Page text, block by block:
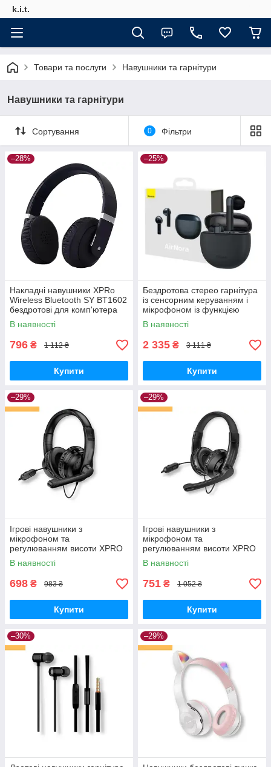
k.i.t.
Товари та послуги Навушники та гарнітури
Навушники та гарнітури
Сортування 0 Фільтри
–28%
Накладні навушники XPRo
Wireless Bluetooth SY BT1602
бездротові для комп'ютера
чорні (24387-BT1602_367)
В наявності
796 ₴ 1 112 ₴
Купити
–25%
Бездротова стерео гарнітура
із сенсорним керуванням і
мікрофоном із функцією
шумозаглушення Baseus
NGW2 Type C Bluetooth V5.0
В наявності
2 335 ₴ 3 111 ₴
Купити
–29%
Ігрові навушники з
мікрофоном та
регулюванням висоти XPRO
W103 Magic чорні (23714-
01_320)
В наявності
698 ₴ 983 ₴
Купити
–29%
Ігрові навушники з
мікрофоном та
регулюванням висоти XPRO
BO102 Amusement чорні
(23709-01_299)
В наявності
751 ₴ 1 052 ₴
Купити
–30% –29%